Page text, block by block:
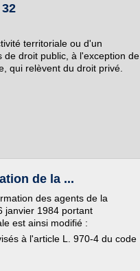
territoriale ou d'un
de droit public, à l'exception de
qui relèvent du droit privé.
de la ...
des agents de la
janvier 1984 portant
est ainsi modifié :
à l'article L. 970-4 du code